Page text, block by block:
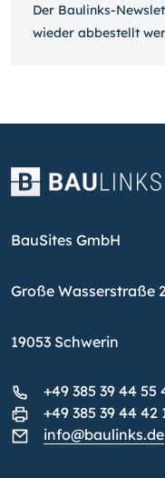
Der Baulinks-
wieder ab­bestellt
BauSites GmbH
Große Wasserstraße
19053 Schwerin
+49 385 39 44 55
+49 385 39 44 42
info@baulinks.de